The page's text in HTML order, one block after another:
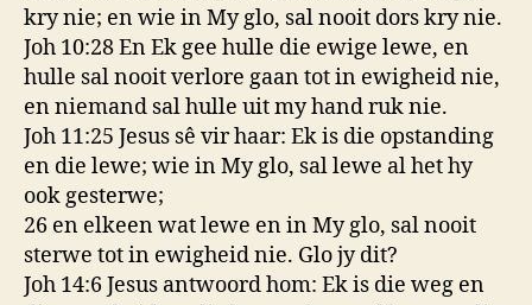
kry nie; en wie in My glo, sal nooit dors kry nie.
Joh 10:28 En Ek gee hulle die ewige lewe, en
hulle sal nooit verlore gaan tot in ewigheid nie,
en niemand sal hulle uit my hand ruk nie.
Joh 11:25 Jesus sê vir haar: Ek is die opstanding
en die lewe; wie in My glo, sal lewe al het hy
ook gesterwe;
26 en elkeen wat lewe en in My glo, sal nooit
sterwe tot in ewigheid nie. Glo jy dit?
Joh 14:6 Jesus antwoord hom: Ek is die weg en